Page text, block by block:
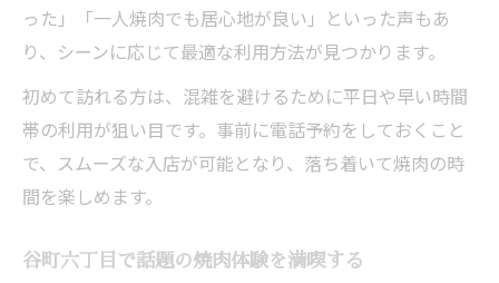
った」「一人焼肉でも居心地が良い」といった声もあ
り、シーンに応じて最適な利用方法が見つかります。
初めて訪れる方は、混雑を避けるために平日や早い時間
帯の利用が狙い目です。事前に電話予約をしておくこと
で、スムーズな入店が可能となり、落ち着いて焼肉の時
間を楽しめます。
谷町六丁目で話題の焼肉体験を満喫する